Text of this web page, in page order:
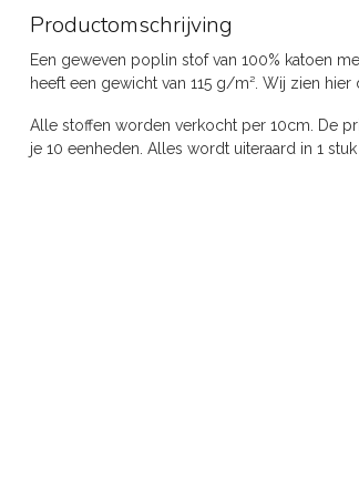
Productomschrijving
Een geweven poplin stof van 100% katoen
heeft een gewicht van 115 g/m². Wij zien
Alle stoffen worden verkocht per 10cm. De
je 10 eenheden. Alles wordt uiteraard in 1 stuk